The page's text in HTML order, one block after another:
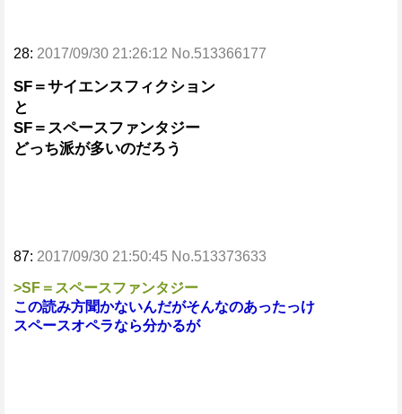
28: 2017/09/30 21:26:12 No.513366177
SF＝サイエンスフィクション
と
SF＝スペースファンタジー
どっち派が多いのだろう
87: 2017/09/30 21:50:45 No.513373633
>SF＝スペースファンタジー
この読み方聞かないんだがそんなのあったっけ
スペースオペラなら分かるが